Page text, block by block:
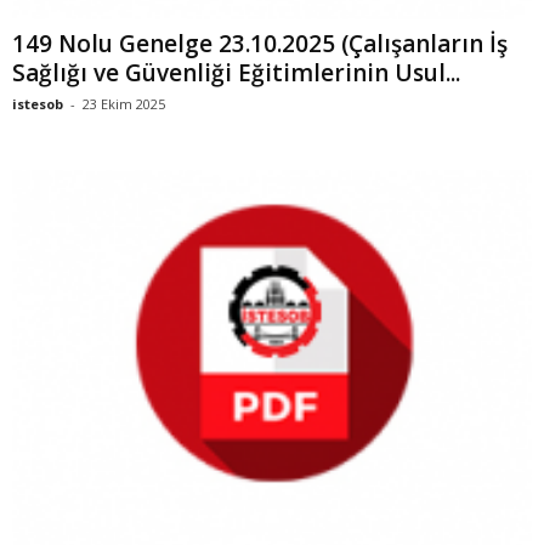
149 Nolu Genelge 23.10.2025 (Çalışanların İş
Sağlığı ve Güvenliği Eğitimlerinin Usul...
istesob - 23 Ekim 2025